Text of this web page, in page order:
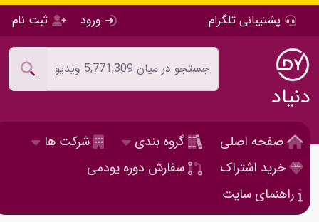
پشتیبانی تلگرام ورود ثبت نام
دنیاد
صفحه اصلی گروه بندی
شرکت ها
خرید اشتراک
سفارش دوره یودمی
راهنمای سایت